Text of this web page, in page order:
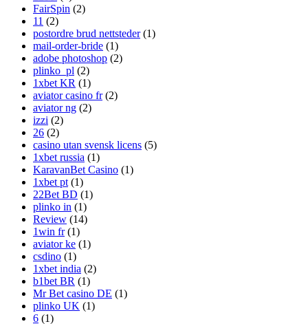
FairSpin (2)
11 (2)
postordre brud nettsteder(1)
mail-order-bride (1)
adobe photoshop (2)
plinko_pl (2)
1xbet KR (1)
aviator casino fr(2)
aviator ng (2)
izzi (2)
26 (2)
casino utan svensk licens (5)
1xbet russia (1)
KaravanBet Casino (1)
1xbet pt (1)
22Bet BD (1)
plinko in (1)
Review (14)
1win fr(1)
aviator ke (1)
csdino (1)
1xbet india (2)
b1bet BR (1)
Mr Bet casino DE (1)
plinko UK (1)
6 (1)